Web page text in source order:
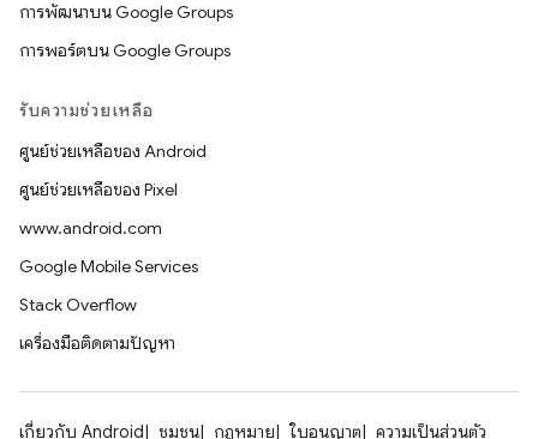
การพัฒนาบน Google Groups
การพอร์ตบน Google Groups
รับความช่วยเหลือ
ศูนย์ช่วยเหลือของ Android
ศูนย์ช่วยเหลือของ Pixel
www.android.com
Google Mobile Services
Stack Overflow
เครื่องมือติดตามปัญหา
เกี่ยวกับ Android ชุมชน กฎหมาย ใบอนุญาต ความเป็นส่วนตัว